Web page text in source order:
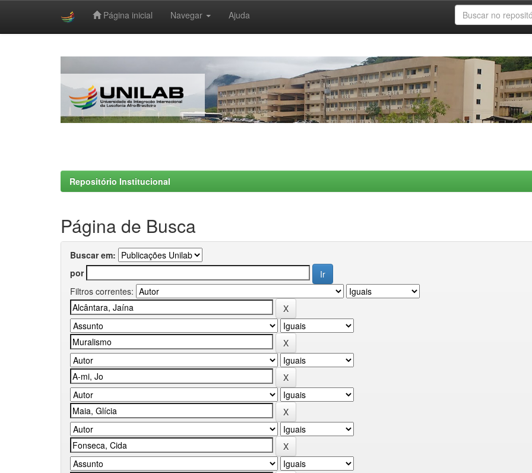
Página inicial Navegar Ajuda
Repositório Institucional
Página de Busca
Buscar em:
por
Filtros correntes: